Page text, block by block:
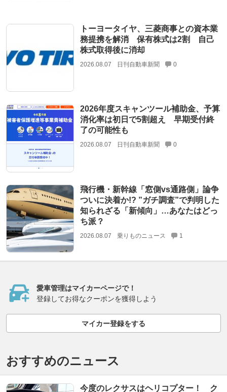
トーヨータイヤ、三菱商事との資本業
務提携を解消 保有株式は2割 自己
株式取得後に消却
2026.08.07 日刊自動車新聞 0
2026年度スキャンツール補助金、予算
消化率は初日で5割超え 早期受付終
了の可能性も
2026.08.07 日刊自動車新聞 0
飛行機・新幹線「窓側vs通路側」論争
ついに決着か!? ”ガチ調査”で判明した
知られざる「新傾向」…あなたはどっ
ち派？
2026.08.07 乗りものニュース 1
愛車管理はマイカーページで！
登録してお得なクーポンを獲得しよう
マイカー登録をする
おすすめのニュース
今度のレクサスはヘリコプター！ ク